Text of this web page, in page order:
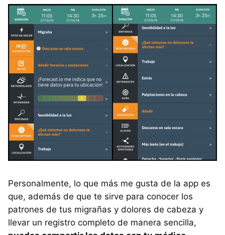
Personalmente, lo que más me gusta de la app es
que, además de que te sirve para conocer los
patrones de tus migrañas y dolores de cabeza y
llevar un registro completo de manera sencilla,